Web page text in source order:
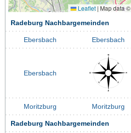
Leaflet | Map data ©
Radeburg Nachbargemeinden
Ebersbach Ebersbach
Ebersbach
Moritzburg Moritzburg
Radeburg Nachbargemeinden